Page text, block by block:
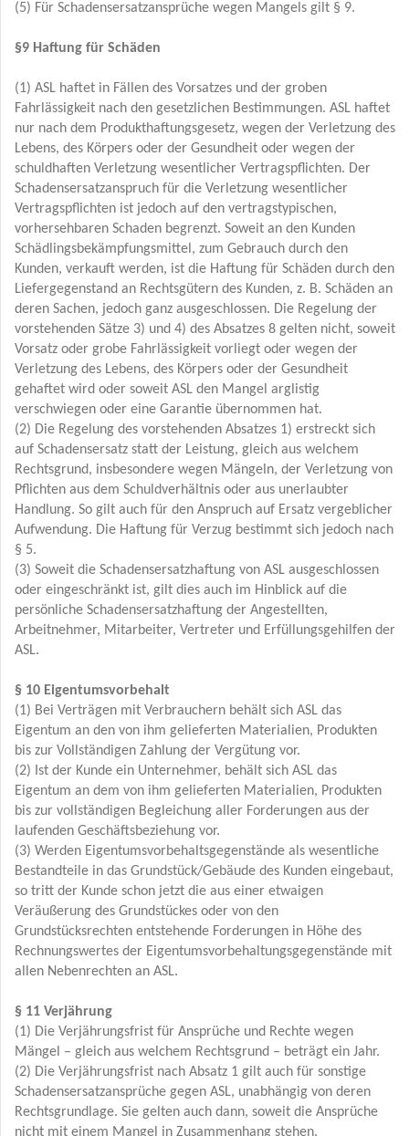
(5) Für Schadensersatzansprüche wegen Mangels gilt § 9.
§9 Haftung für Schäden
(1) ASL haftet in Fällen des Vorsatzes und der groben
Fahrlässigkeit nach den gesetzlichen Bestimmungen. ASL haftet
nur nach dem Produkthaftungsgesetz, wegen der Verletzung des
Lebens, des Körpers oder der Gesundheit oder wegen der
schuldhaften Verletzung wesentlicher Vertragspflichten. Der
Schadensersatzanspruch für die Verletzung wesentlicher
Vertragspflichten ist jedoch auf den vertragstypischen,
vorhersehbaren Schaden begrenzt. Soweit an den Kunden
Schädlingsbekämpfungsmittel, zum Gebrauch durch den
Kunden, verkauft werden, ist die Haftung für Schäden durch den
Liefergegenstand an Rechtsgütern des Kunden, z. B. Schäden an
deren Sachen, jedoch ganz ausgeschlossen. Die Regelung der
vorstehenden Sätze 3) und 4) des Absatzes 8 gelten nicht, soweit
Vorsatz oder grobe Fahrlässigkeit vorliegt oder wegen der
Verletzung des Lebens, des Körpers oder der Gesundheit
gehaftet wird oder soweit ASL den Mangel arglistig
verschwiegen oder eine Garantie übernommen hat.
(2) Die Regelung des vorstehenden Absatzes 1) erstreckt sich
auf Schadensersatz statt der Leistung, gleich aus welchem
Rechtsgrund, insbesondere wegen Mängeln, der Verletzung von
Pflichten aus dem Schuldverhältnis oder aus unerlaubter
Handlung. So gilt auch für den Anspruch auf Ersatz vergeblicher
Aufwendung. Die Haftung für Verzug bestimmt sich jedoch nach
§ 5.
(3) Soweit die Schadensersatzhaftung von ASL ausgeschlossen
oder eingeschränkt ist, gilt dies auch im Hinblick auf die
persönliche Schadensersatzhaftung der Angestellten,
Arbeitnehmer, Mitarbeiter, Vertreter und Erfüllungsgehilfen der
ASL.
§ 10 Eigentumsvorbehalt
(1) Bei Verträgen mit Verbrauchern behält sich ASL das
Eigentum an den von ihm gelieferten Materialien, Produkten
bis zur Vollständigen Zahlung der Vergütung vor.
(2) Ist der Kunde ein Unternehmer, behält sich ASL das
Eigentum an dem von ihm gelieferten Materialien, Produkten
bis zur vollständigen Begleichung aller Forderungen aus der
laufenden Geschäftsbeziehung vor.
(3) Werden Eigentumsvorbehaltsgegenstände als wesentliche
Bestandteile in das Grundstück/Gebäude des Kunden eingebaut,
so tritt der Kunde schon jetzt die aus einer etwaigen
Veräußerung des Grundstückes oder von den
Grundstücksrechten entstehende Forderungen in Höhe des
Rechnungswertes der Eigentumsvorbehaltungsgegenstände mit
allen Nebenrechten an ASL.
§ 11 Verjährung
(1) Die Verjährungsfrist für Ansprüche und Rechte wegen
Mängel – gleich aus welchem Rechtsgrund – beträgt ein Jahr.
(2) Die Verjährungsfrist nach Absatz 1 gilt auch für sonstige
Schadensersatzansprüche gegen ASL, unabhängig von deren
Rechtsgrundlage. Sie gelten auch dann, soweit die Ansprüche
nicht mit einem Mangel in Zusammenhang stehen.